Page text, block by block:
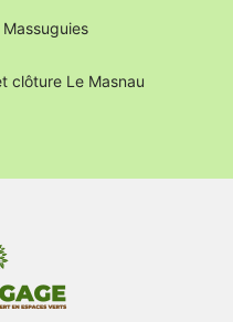
clôture Le Masnau